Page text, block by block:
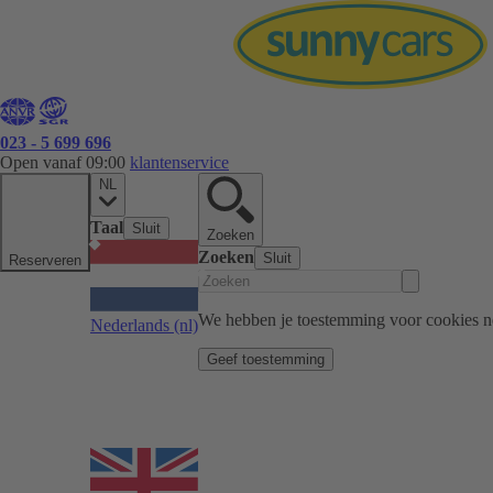
023 - 5 699 696
Open vanaf 09:00 klantenservice
Reserveren
NL
Taal Sluit
Nederlands (nl)
Zoeken
Zoeken Sluit
We hebben je toestemming voor cookies
Geef toestemming